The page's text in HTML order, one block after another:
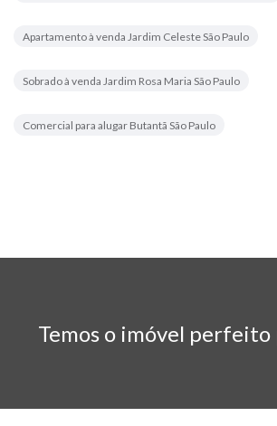
Apartamento à venda Jardim Celeste São Paulo
Sobrado à venda Jardim Rosa Maria São Paulo
Comercial para alugar Butantã São Paulo
Temos o imóvel perfeito